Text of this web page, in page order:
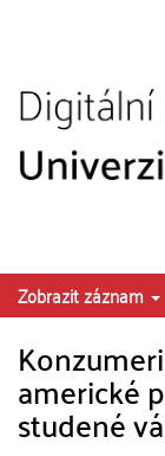
Zobrazit záznam
americké
studené